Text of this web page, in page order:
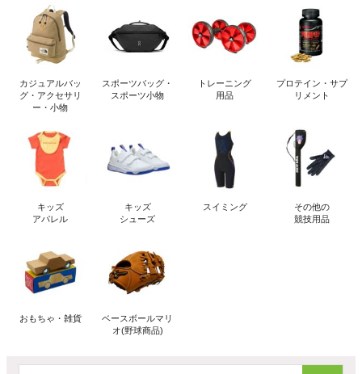
カジュアルバッ
グ・アクセサリ
ー・小物
スポーツバッグ・
スポーツ小物
トレーニング
用品
プロテイン・サプ
リメント
キッズ
アパレル
キッズ
シューズ
スイミング
その他の
競技用品
おもちゃ・雑貨
ベースボールマリ
オ(野球商品)